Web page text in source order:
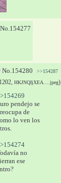
No. 154277
No. 154280 >>154287
HKJNQIjXEA….jpeg)
pendejo se
de
lo ven los
no
ese